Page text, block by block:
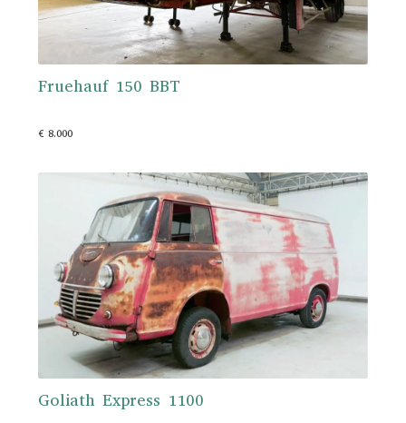
Fruehauf 150 BBT
€ 8.000
Goliath Express 1100